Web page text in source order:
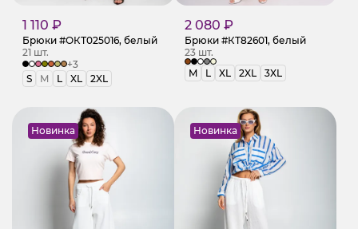
1 110 ₽
Брюки #ОКТ025016, белый
21 шт.
+3
S
M L XL 2XL
2 080 ₽
Брюки #КТ82601, белый
23 шт.
M
L XL 2XL 3XL
Новинка Новинка